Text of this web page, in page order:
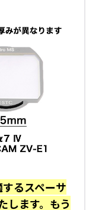
るスペーサ
します。もう